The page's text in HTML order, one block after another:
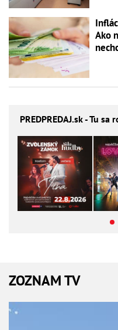
Ako
PREDPREDAJ.sk - Tu sa
ZOZNAM TV